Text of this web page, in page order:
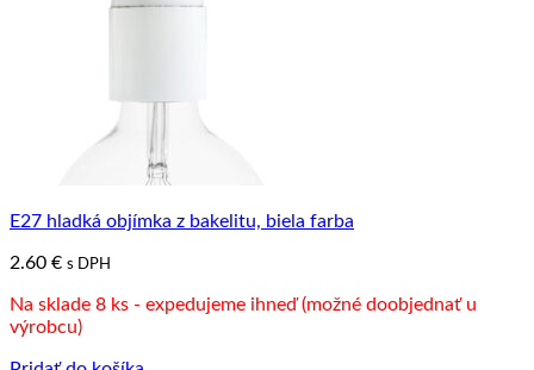
E27 hladká objímka z bakelitu, biela farba
2.60 € s DPH
Na sklade 8 ks - expedujeme ihneď (možné doobjednať u
výrobcu)